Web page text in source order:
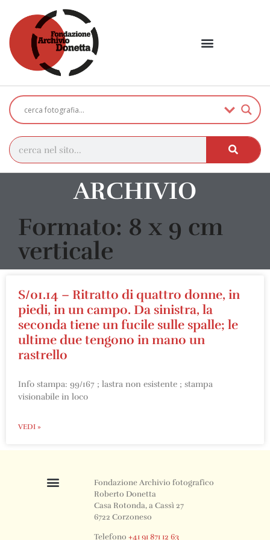
ARCHIVIO
Formato: 8 x 9 cm
verticale
S/01.14 – Ritratto di quattro donne, in
piedi, in un campo. Da sinistra, la
seconda tiene un fucile sulle spalle; le
ultime due tengono in mano un
rastrello
Info stampa: 99/167 ; lastra non esistente ; stampa
visionabile in loco
VEDI »
Fondazione Archivio fotografico
Roberto Donetta
Casa Rotonda, a Cassì 27
6722 Corzoneso
Telefono+41 91 871 12 63